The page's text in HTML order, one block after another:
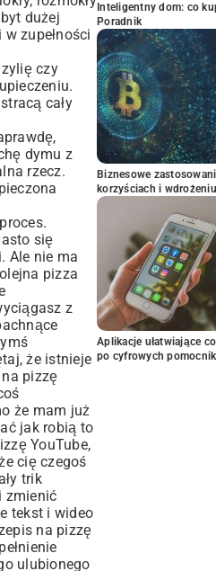
dużej
zupełności
czy
cały
dymu z
rzecz.
się
Ale nie ma
pizza
z
że istnieje
pizzę
że mam już
jak robią to
YouTube,
cię czegoś
trik
zmienić
tekst i wideo
na pizzę
ulubionego
Inteligentny dom: co
Poradnik
Biznesowe
korzyściach i wdrożeniu
Aplikacje ułatwiające
po cyfrowych